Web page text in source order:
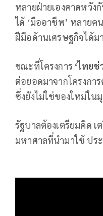
หลายฝ่ายเองคาดหวัง
ได้ ‘มืออาชีพ’ หลายค
ฝีมือด้านเศรษฐกิจได้ม
ขณะที่โครงการ ‘ไทย
ต่อยอดมาจากโครงกา
ซึ่งยังไม่ใช่ของใหม่ใ
รัฐบาลต้องเตรียมคิด เ
มหาศาลที่นำมาใช้ ปร